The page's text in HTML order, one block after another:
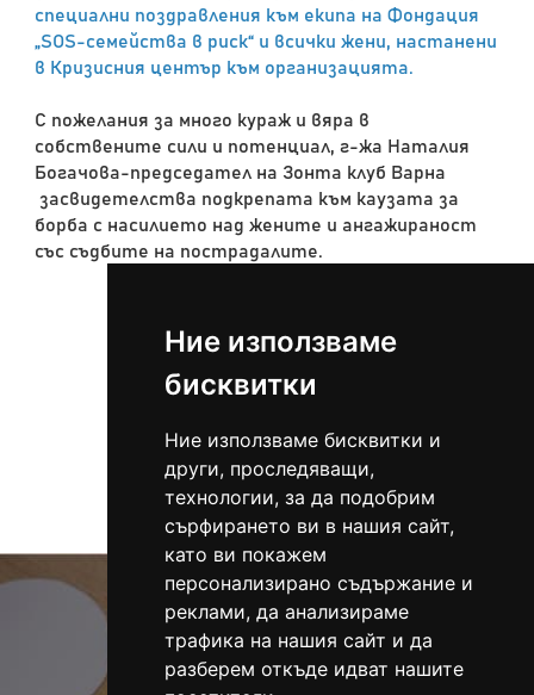
Ние използваме
бисквитки
Ние използваме бисквитки и
други, проследяващи,
технологии, за да подобрим
сърфирането ви в нашия сайт,
като ви покажем
персонализирано съдържание и
реклами, да анализираме
трафика на нашия сайт и да
разберем откъде идват нашите
специални поздравления към екипа на Фондация
„SOS-семейства в риск“ и всички жени, настанени
в Кризисния център към организацията.
С пожелания за много кураж и вяра в
собствените сили и потенциал, г-жа Наталия
Богачова-председател на Зонта клуб Варна
засвидетелства подкрепата към каузата за
борба с насилието над жените и ангажираност
със съдбите на пострадалите.
Виж всички